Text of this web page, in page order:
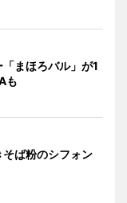
まほろバル」が1
も
ば粉のシフォン